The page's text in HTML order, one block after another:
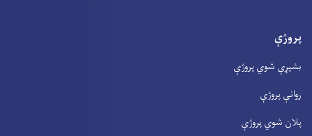
پروژې
بشپړې شوي پروژې
روانې پروژې
پلان شوي پروژې